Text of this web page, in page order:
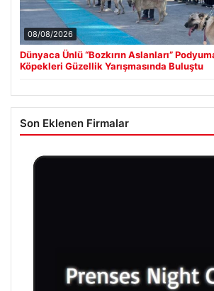
08/08/2026
Dünyaca Ünlü “Bozkırın Aslanları”
Köpekleri Güzellik Yarışmasında Buluştu
Son Eklenen Firmalar